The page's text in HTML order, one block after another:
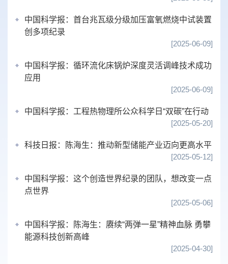
中国科学报：首台兆瓦级分级加压富氧燃烧中试装置
创多项纪录
[2025-06-09]
中国科学报：循环流化床锅炉深度灵活调峰技术成功
应用
[2025-06-09]
中国科学报：工程热物理所公众科学日“双碳”在行动
[2025-05-20]
科技日报：
陈海生：推动新型储能产业迈向更高水平
[2025-05-12]
中国科学报：这个创造世界纪录的团队，想改变一点
点世界
[2025-05-06]
中国科学报：陈海生：赓续“两弹一星”精神血脉 勇攀
能源科技创新高峰
[2025-04-30]